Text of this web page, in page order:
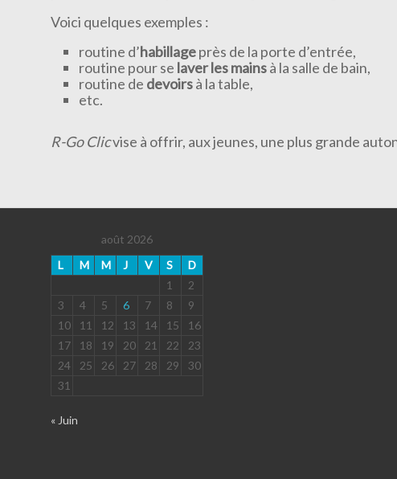
Voici quelques exemples :
routine d’habillageprès de la porte d’entrée,
routine pour se laver les mainsà la salle de bain,
routine de devoirsà la table,
etc.
R-Go Clicvise à offrir, aux jeunes, une plus grande
août 2026
L
M M J V S
D
1
2
3
4 5 6 7 8
9
10
11 12 13 14 15
16
17
18 19 20 21 22
23
24
25 26 27 28 29
30
31
« Juin